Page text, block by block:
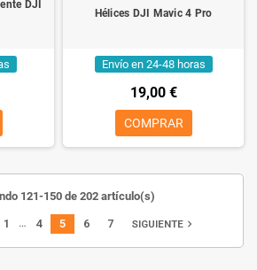
DJI
Hélices DJI Mavic 4 Pro
Envío en 24-48 horas
19,00 €
COMPRAR
121-150 de 202 artículo(s)
1 … 4 5 6 7 SIGUIENTEnavigate_next